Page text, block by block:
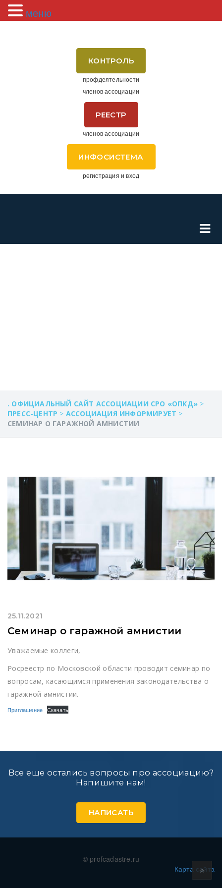
КОНТРОЛЬ
профдеятельности
членов ассоциации
РЕЕСТР
членов ассоциации
ИНФОСИСТЕМА
регистрация и вход
. ОФИЦИАЛЬНЫЙ САЙТ АССОЦИАЦИИ СРО «ОПКД» >
ПРЕСС-ЦЕНТР > АССОЦИАЦИЯ ИНФОРМИРУЕТ >
СЕМИНАР О ГАРАЖНОЙ АМНИСТИИ
25.11.2021
Семинар о гаражной амнистии
Уважаемые коллеги,
Росреестр по Московской области проводит семинар по
вопросам, касающимся применения законодательства о
гаражной амнистии.
Приглашение Скачать
Все еще остались вопросы про ассоциацию?
Напишите нам!
НАПИСАТЬ
© profcadastre.ru
Карта сайта
меню